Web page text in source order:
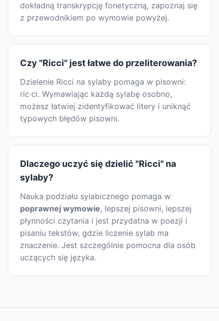
dokładną transkrypcję fonetyczną, zapoznaj się
z przewodnikiem po wymowie powyżej.
Czy "Ricci" jest łatwe do przeliterowania?
Dzielenie Ricci na sylaby pomaga w pisowni:
ric·ci. Wymawiając każdą sylabę osobno,
możesz łatwiej zidentyfikować litery i uniknąć
typowych błędów pisowni.
Dlaczego uczyć się dzielić "Ricci" na
sylaby?
Nauka podziału sylabicznego pomaga w
poprawnej wymowie, lepszej pisowni, lepszej
płynności czytania i jest przydatna w poezji i
pisaniu tekstów, gdzie liczenie sylab ma
znaczenie. Jest szczególnie pomocna dla osób
uczących się języka.